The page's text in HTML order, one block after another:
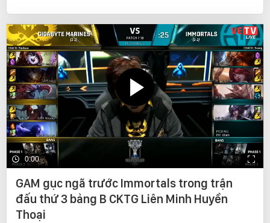
0:00
GAM gục ngã trước Immortals trong trận
đấu thứ 3 bảng B CKTG Liên Minh Huyền
Thoại